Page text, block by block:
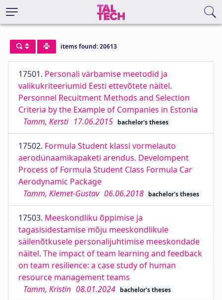
items found: 20613
17501. Personali värbamise meetodid ja
valikukriteeriumid Eesti ettevõtete näitel.
Personnel Recuitment Methods and Selection
Criteria by the Example of Companies in Estonia
Tamm, Kersti 17.06.2015 bachelor's theses
17502. Formula Student klassi vormelauto
aerodünaamikapaketi arendus. Develompent
Process of Formula Student Class Formula Car
Aerodynamic Package
Tamm, Klemet-Gustav 06.06.2018 bachelor's theses
17503. Meeskondliku õppimise ja
tagasisidestamise mõju meeskondlikule
säilenõtkusele personalijuhtimise meeskondade
näitel. The impact of team learning and feedback
on team resilience: a case study of human
resource management teams
Tamm, Kristin 08.01.2024 bachelor's theses